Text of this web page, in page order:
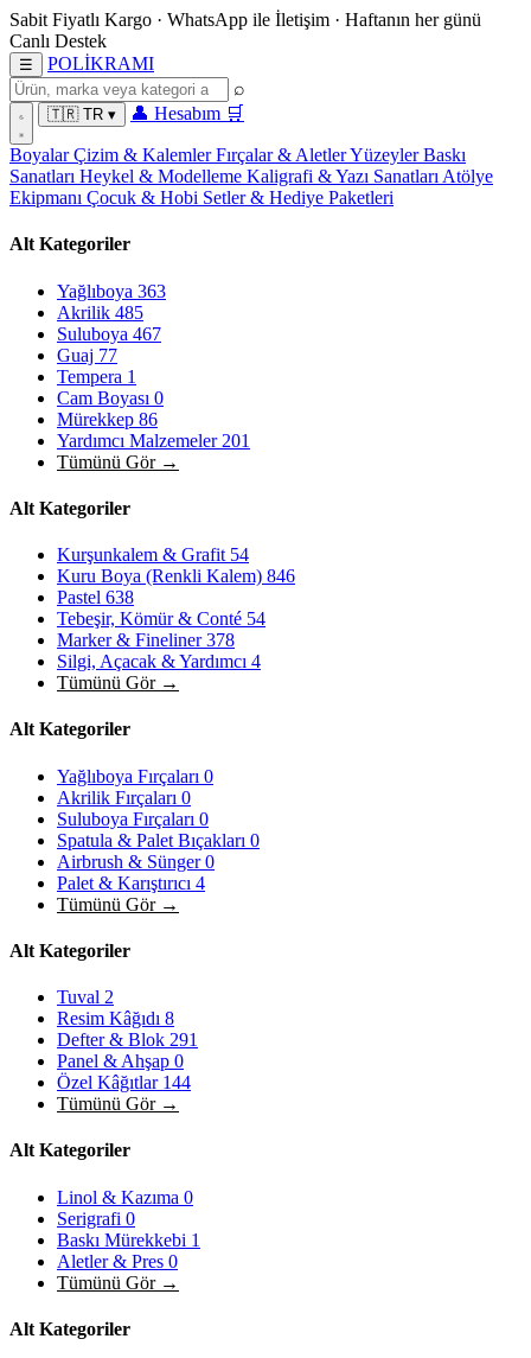
Sabit Fiyatlı Kargo · WhatsApp ile İletişim · Haftanın her günü
Canlı Destek
☰ POLİKRAMI
⌕
🇹🇷 TR ▾ 👤 Hesabım 🛒
BoyalarÇizim & KalemlerFırçalar & AletlerYüzeylerBaskı
Sanatları Heykel & Modelleme Kaligrafi & Yazı Sanatları Atölye
Ekipmanı Çocuk & Hobi Setler & Hediye Paketleri
Alt Kategoriler
Yağlıboya 363
Akrilik 485
Suluboya 467
Guaj 77
Tempera 1
Cam Boyası 0
Mürekkep 86
Yardımcı Malzemeler 201
Tümünü Gör →
Alt Kategoriler
Kurşunkalem & Grafit 54
Kuru Boya (Renkli Kalem) 846
Pastel 638
Tebeşir, Kömür & Conté 54
Marker & Fineliner378
Silgi, Açacak & Yardımcı 4
Tümünü Gör →
Alt Kategoriler
Yağlıboya Fırçaları 0
Akrilik Fırçaları 0
Suluboya Fırçaları 0
Spatula & Palet Bıçakları 0
Airbrush & Sünger0
Palet & Karıştırıcı 4
Tümünü Gör →
Alt Kategoriler
Tuval 2
Resim Kâğıdı 8
Defter & Blok 291
Panel & Ahşap 0
Özel Kâğıtlar 144
Tümünü Gör →
Alt Kategoriler
Linol & Kazıma 0
Serigrafi 0
Baskı Mürekkebi 1
Aletler & Pres 0
Tümünü Gör →
Alt Kategoriler